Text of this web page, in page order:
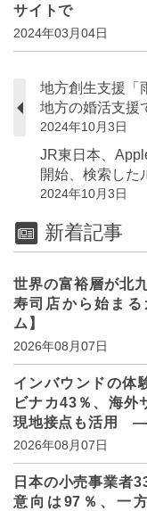
サイトで
2024年03月04日
地方創生支援「
地方の婚活支援
2024年10月3日
JR東日本、
開始、検索した
2024年10月3日
新着記事
世界の富裕層が北
寿司店から始ま
ム】
2026年08月07日
インバウンドの体
ビナカ43％、海外
現地接点も活用 ―
2026年08月07日
日本の小売事業者
意向は97％、一